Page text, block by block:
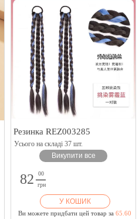
Резинка REZ003285
Усього на складі 37 шт.
Викупити все
82
00
грн
У КОШИК
Ви можете придбати цей товар за 65.60